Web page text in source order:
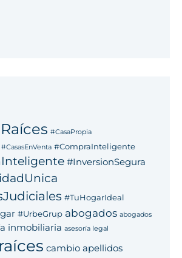
#CasaPropia
#CasasEnVenta #CompraInteligente
#InversionSegura
#TuHogarIdeal
#UrbeGrup abogados abogados
inmobiliaria asesoría legal
cambio apellidos